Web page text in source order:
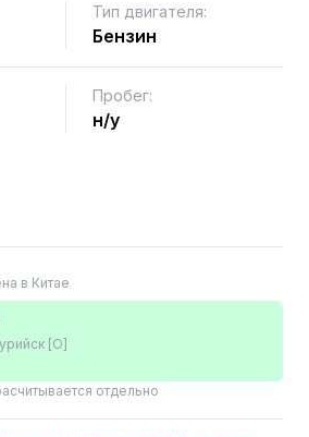
Тип двигателя:
Бензин
Пробег:
н/у
в Китае
[О]
отдельно